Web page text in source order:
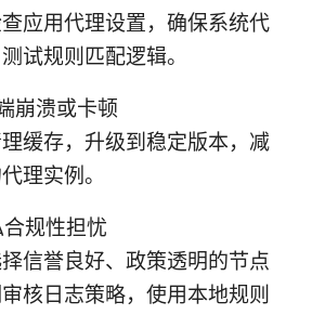
应用代理设置，确保系统代
试规则匹配逻辑。
崩溃或卡顿
缓存，升级到稳定版本，减
理实例。
规性担忧
信誉良好、政策透明的节点
核日志策略，使用本地规则